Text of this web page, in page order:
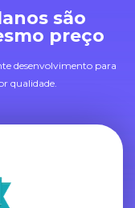
são
preço
desenvolvimento para
qualidade.